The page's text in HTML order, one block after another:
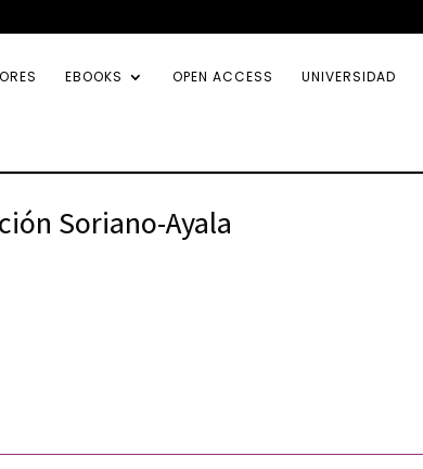
EBOOKS OPEN ACCESS UNIVERSIDAD
Soriano-Ayala